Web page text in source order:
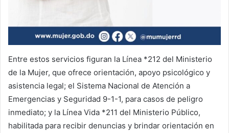
Entre estos servicios figuran la Línea *212 del Ministerio
de la Mujer, que ofrece orientación, apoyo psicológico y
asistencia legal; el Sistema Nacional de Atención a
Emergencias y Seguridad 9-1-1, para casos de peligro
inmediato; y la Línea Vida *211 del Ministerio Público,
habilitada para recibir denuncias y brindar orientación en